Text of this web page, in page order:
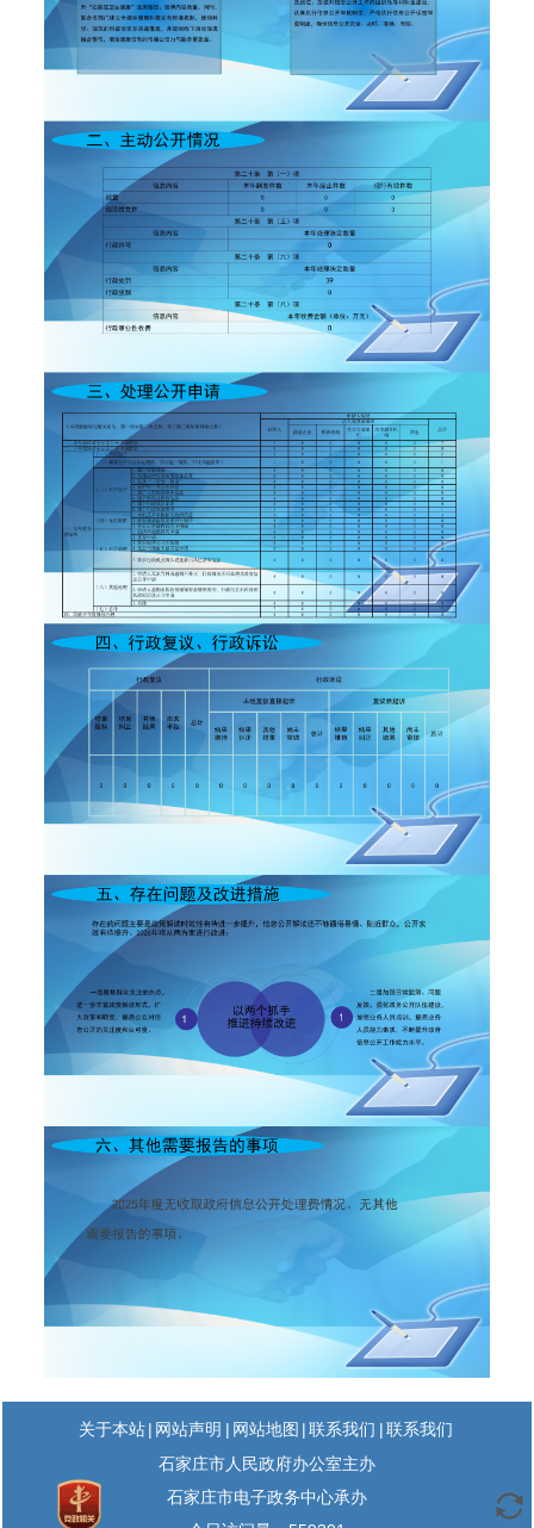
关于本站 | 网站声明 | 网站地图 | 联系我们 | 联系我们
石家庄市人民政府办公室主办
石家庄市电子政务中心承办